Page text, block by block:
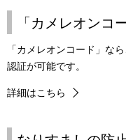
「カメレオンコ
「カメレオンコード」な
認証が可能です。
詳細はこちら